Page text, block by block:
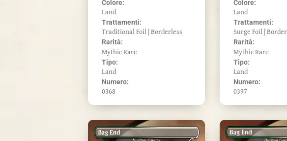
Colore:
Land
Trattamenti:
Traditional Foil | Borderless
Rarità:
Mythic Rare
Tipo:
Land
Numero:
0368
Colore:
Land
Trattamenti:
Surge Foil |
Rarità:
Mythic Rare
Tipo:
Land
Numero:
0397